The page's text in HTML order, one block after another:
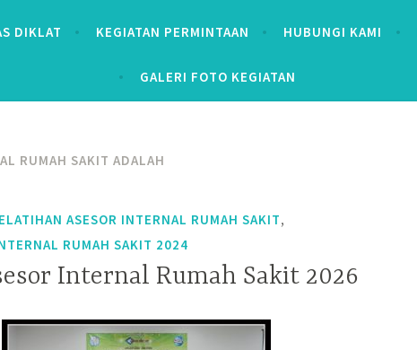
DIKLAT KEGIATAN PERMINTAAN HUBUNGI KAMI
GALERI FOTO KEGIATAN
RUMAH SAKIT ADALAH
ASESOR INTERNAL RUMAH SAKIT,
RUMAH SAKIT 2024
Internal Rumah Sakit 2026